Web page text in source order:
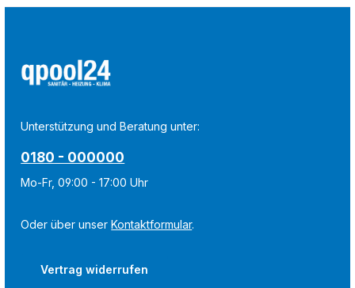
Unterstützung und Beratung unter:
0180 - 000000
Mo-Fr, 09:00 - 17:00 Uhr
Oder über unser Kontaktformular.
Vertrag widerrufen